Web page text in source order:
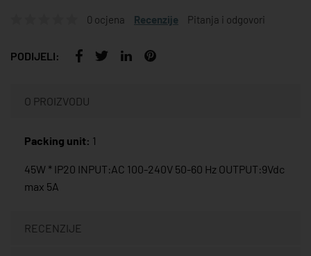
0 ocjena Recenzije Pitanja i odgovori
PODIJELI:
O PROIZVODU
Packing unit: 1
45W * IP20 INPUT:AC 100-240V 50-60 Hz OUTPUT:9Vdc
max 5A
RECENZIJE